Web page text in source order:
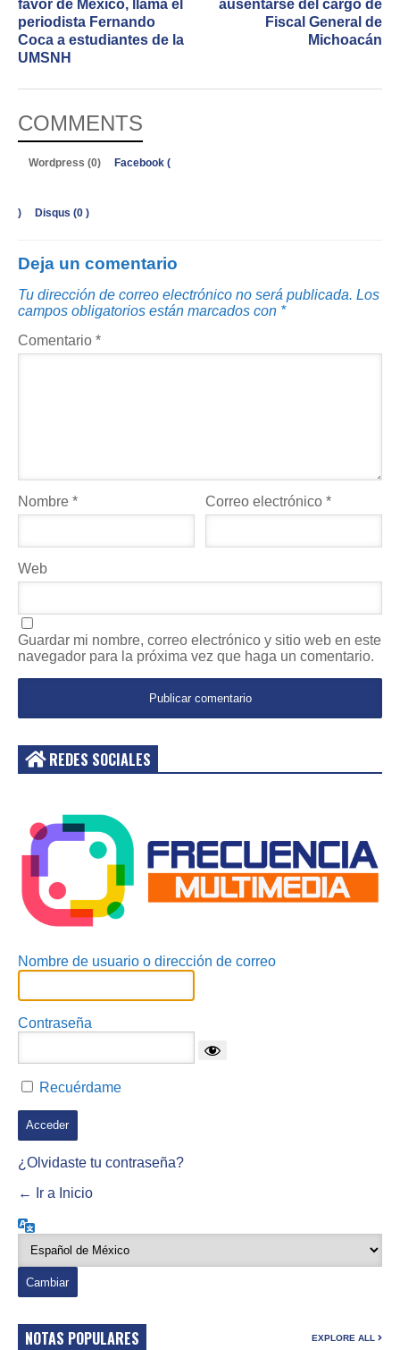
favor de México, llama el
periodista Fernando
Coca a estudiantes de la
UMSNH
ausentarse del cargo de
Fiscal General de
Michoacán
COMMENTS
Wordpress (0) Facebook (
) Disqus (0 )
Deja un comentario
Tu dirección de correo electrónico no será publicada. Los
campos obligatorios están marcados con *
Comentario *
Nombre * Correo electrónico*
Web
Guardar mi nombre, correo electrónico y sitio web en este
navegador para la próxima vez que haga un comentario.
REDES SOCIALES
Nombre de usuario o dirección de correo
Contraseña
Recuérdame
¿Olvidaste tu contraseña?
← Ir a Inicio
NOTAS POPULARES EXPLORE ALL